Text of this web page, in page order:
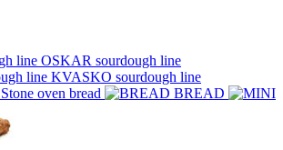
OSKAR sourdough line
KVASKO sourdough line
Stone oven bread
BREAD